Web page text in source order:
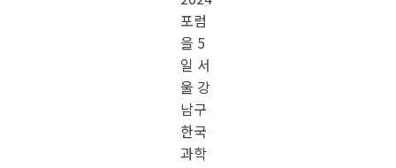
포럼
을 5
일 서
울 강
남구
한국
과학